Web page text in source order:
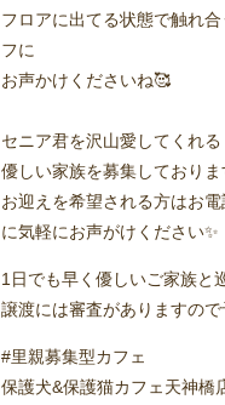
フロアに出てる状態で触れ
フに
お声かけくださいね🥰
セニア君を沢山愛してくれる
優しい家族を募集しており
お迎えを希望される方はお
に気軽にお声がけください✨
1日でも早く優しいご家族と
譲渡には審査がありますので
#里親募集型カフェ
保護犬&保護猫カフェ天神橋